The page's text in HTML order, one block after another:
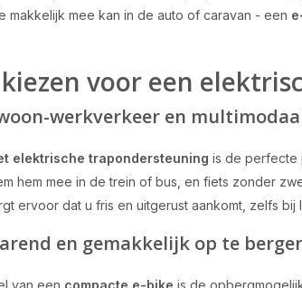
makkelijk mee kan in de auto of caravan - een
voor een
werkverkeer en
elektrische trapondersteuning is de perfecte
hem mee in de trein of bus, en fiets zonder
ervoor dat u fris en uitgerust aankomt, zelfs bij
en gemakkelijk op te
van een compacte e-bike is de